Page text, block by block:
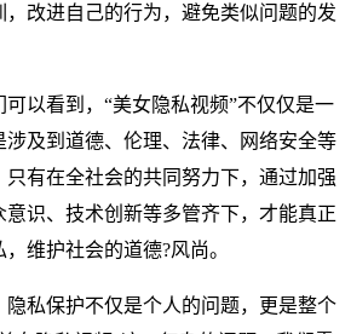
改进自己的行为，避免类似问题的发
以看到，“美女隐私视频”不仅仅是一
涉及到道德、伦理、法律、网络安全等
只有在全社会的共同努力下，通过加强
识、技术创新等多管齐下，才能真正
维护社会的道德?风尚。
隐私保护不仅是个人的问题，更是整个